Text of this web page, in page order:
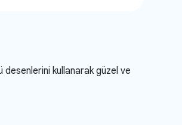
desenlerini kullanarak güzel ve